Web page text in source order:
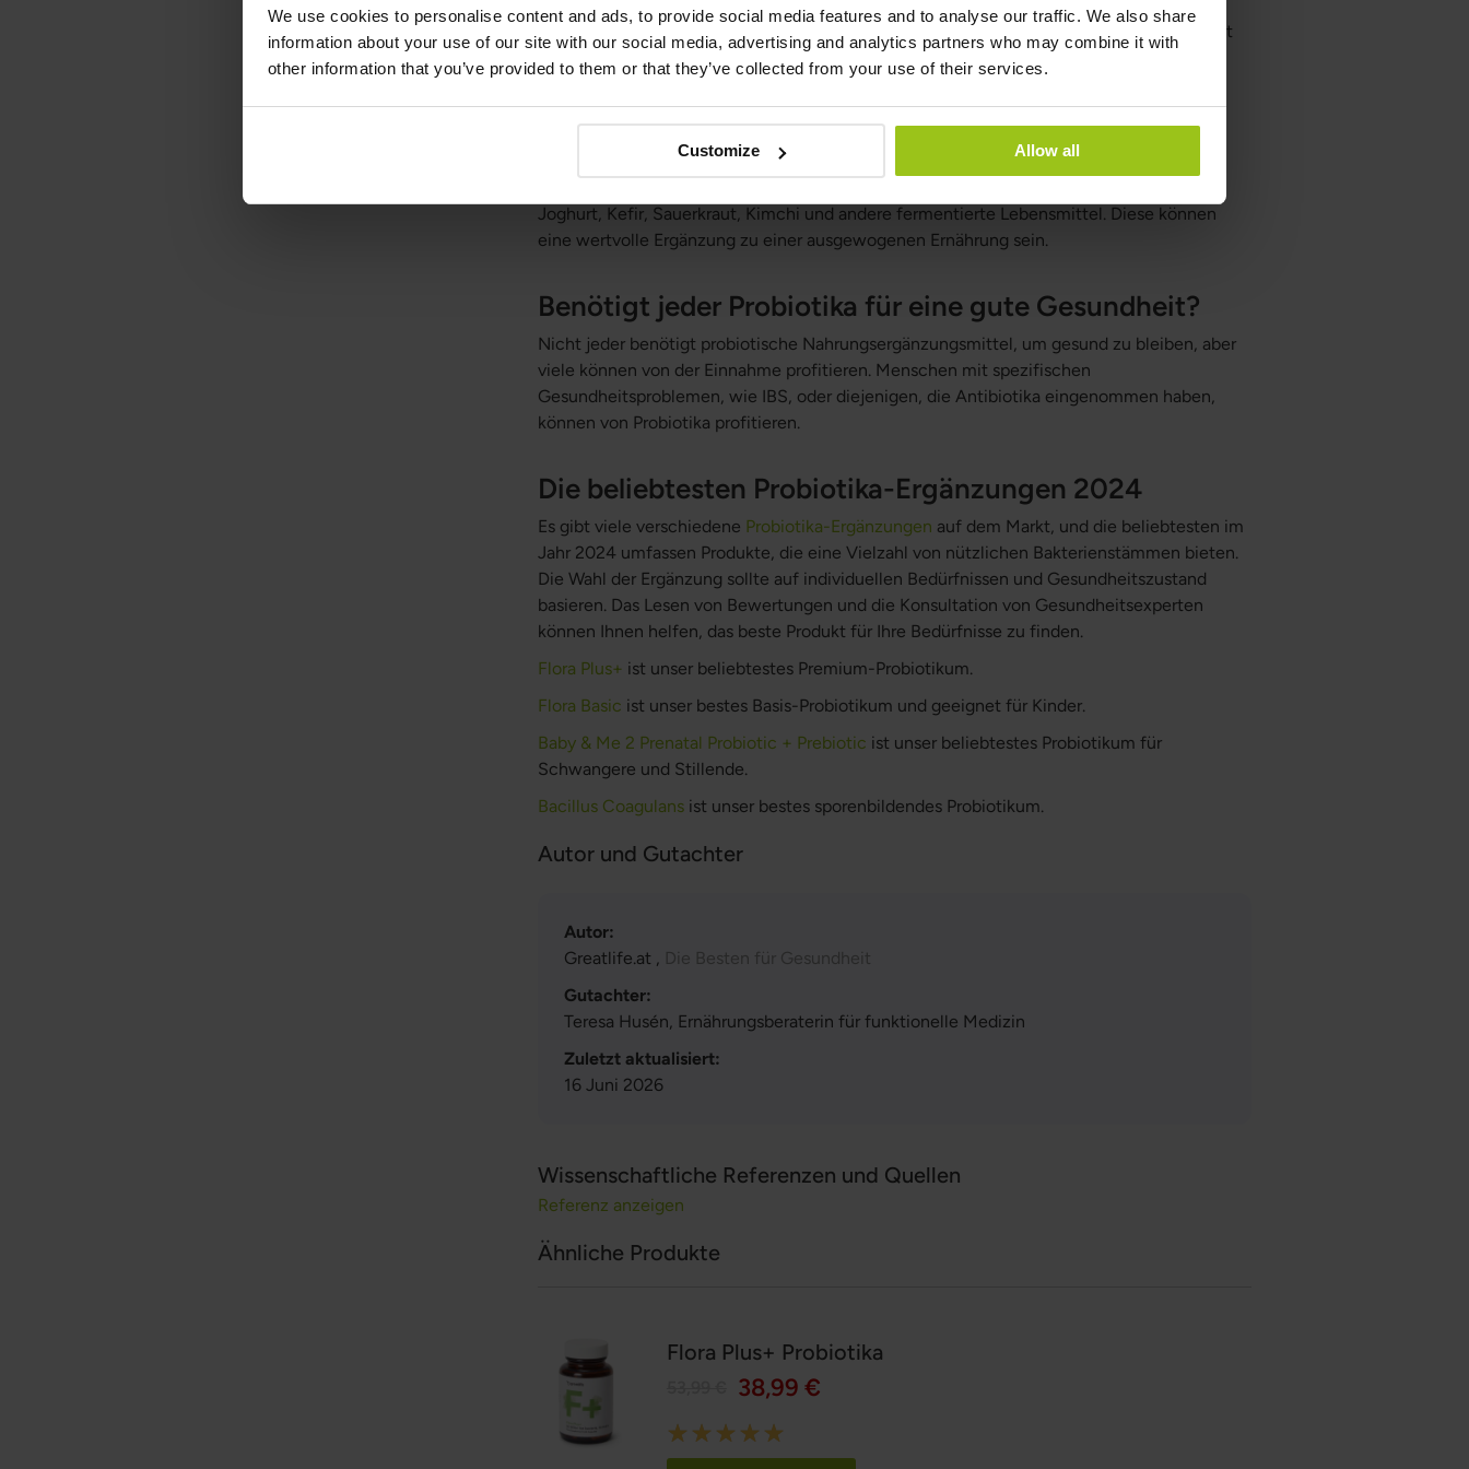
We use cookies to personalise content and ads, to provide social media features and to analyse our traffic. We also share
information about your use of our site with our social media, advertising and analytics partners who may combine it with
other information that you’ve provided to them or that they’ve collected from your use of their services.
Customize Allow all
sie in ausreichender Menge verzehrt werden, gesundheitliche Vorteile haben können."
Nahrungsergänzungsmittel, einschließlich Probiotika, werden als Lebensmittel eingestuft
und unterliegen daher den Lebensmittelvorschriften.
Natürliche Quellen für Probiotika
Die Einbindung probiotikareicher Lebensmittel in die Ernährung ist eine hervorragende
Joghurt, Kefir, Sauerkraut, Kimchi und andere fermentierte Lebensmittel. Diese können
eine wertvolle Ergänzung zu einer ausgewogenen Ernährung sein.
Benötigt jeder Probiotika für eine gute Gesundheit?
Nicht jeder benötigt probiotische Nahrungsergänzungsmittel, um gesund zu bleiben, aber
viele können von der Einnahme profitieren. Menschen mit spezifischen
Gesundheitsproblemen, wie IBS, oder diejenigen, die Antibiotika eingenommen haben,
können von Probiotika profitieren.
Die beliebtesten Probiotika-Ergänzungen 2024
Es gibt viele verschiedene Probiotika-Ergänzungen auf dem Markt, und die beliebtesten im
Jahr 2024 umfassen Produkte, die eine Vielzahl von nützlichen Bakterienstämmen bieten.
Die Wahl der Ergänzung sollte auf individuellen Bedürfnissen und Gesundheitszustand
basieren. Das Lesen von Bewertungen und die Konsultation von Gesundheitsexperten
können Ihnen helfen, das beste Produkt für Ihre Bedürfnisse zu finden.
Flora Plus+ ist unser beliebtestes Premium-Probiotikum.
Flora Basic ist unser bestes Basis-Probiotikum und geeignet für Kinder.
Baby & Me 2 Prenatal Probiotic + Prebiotic ist unser beliebtestes Probiotikum für
Schwangere und Stillende.
Bacillus Coagulans ist unser bestes sporenbildendes Probiotikum.
Autor und Gutachter
Autor:
Greatlife.at , Die Besten für Gesundheit
Gutachter:
Teresa Husén, Ernährungsberaterin für funktionelle Medizin
Zuletzt aktualisiert:
16 Juni 2026
Wissenschaftliche Referenzen und Quellen
Referenz anzeigen
Ähnliche Produkte
Flora Plus+ Probiotika
38,99 €
Rating:
100%